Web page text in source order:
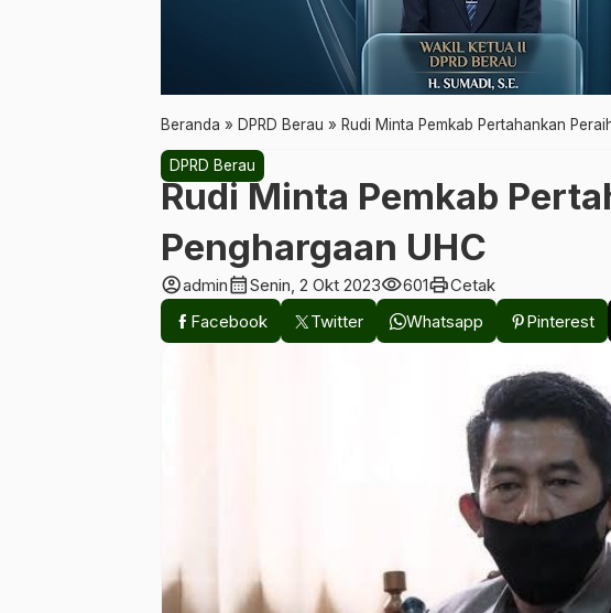
Beranda » DPRD Berau » Rudi Minta Pemkab Pertahankan
DPRD Berau
Rudi Minta Pemkab
Penghargaan UHC
account_circleadmincalendar_monthSenin, 2 Okt 2023visibility601printCetak
Facebook
Twitter Whatsapp Pinterest